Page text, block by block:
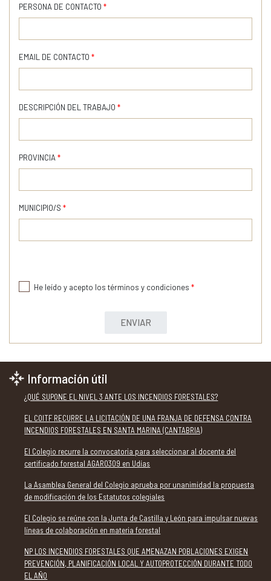
PERSONA DE CONTACTO *
EMAIL DE CONTACTO *
DESCRIPCIÓN DEL TRABAJO *
PROVINCIA *
MUNICIPIO/S *
He leído y acepto los términos y condiciones *
ENVIAR
Información útil
¿QUÉ SUPONE EL NIVEL 3 ANTE LOS INCENDIOS FORESTALES?
EL COITF RECURRE LA LICITACIÓN DE UNA FRANJA DE DEFENSA CONTRA
INCENDIOS FORESTALES EN SANTA MARINA (CANTABRIA)
El Colegio recurre la convocatoria para seleccionar al docente del
certificado forestal AGAR0309 en Udías
La Asamblea General del Colegio aprueba por unanimidad la propuesta
de modificación de los Estatutos colegiales
El Colegio se reúne con la Junta de Castilla y León para impulsar nuevas
líneas de colaboración en materia forestal
NP LOS INCENDIOS FORESTALES QUE AMENAZAN POBLACIONES EXIGEN
PREVENCIÓN, PLANIFICACIÓN LOCAL Y AUTOPROTECCIÓN DURANTE TODO
EL AÑO